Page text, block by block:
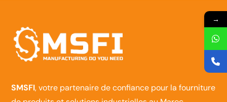
SMSFI, votre partenaire de confiance pour la fourniture
→